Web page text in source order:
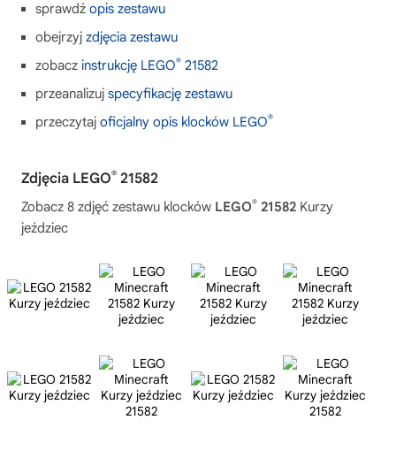
sprawdź opis zestawu
obejrzyj zdjęcia zestawu
zobacz instrukcję LEGO® 21582
przeanalizuj specyfikację zestawu
przeczytaj oficjalny opis klocków LEGO®
Zdjęcia LEGO® 21582
Zobacz 8 zdjęć zestawu klocków LEGO® 21582 Kurzy
jeździec